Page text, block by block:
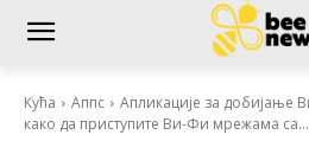
Кућа Аппс
Апликације за добијање
како да приступите Ви-Фи мрежама са...